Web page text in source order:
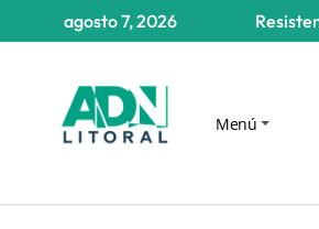
agosto 7, 2026
Menú